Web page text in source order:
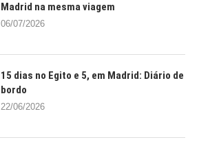
Madrid na mesma viagem
06/07/2026
15 dias no Egito e 5, em Madrid: Diário de
bordo
22/06/2026